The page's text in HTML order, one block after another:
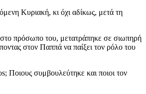
Κυριακή, κι όχι αδίκως, μετά τη
στο πρόσωπο του, μετατράπηκε σε σιωπηρή
στον Παππά να παίξει τον ρόλο του
Ποιους συμβουλεύτηκε και ποιοι τον